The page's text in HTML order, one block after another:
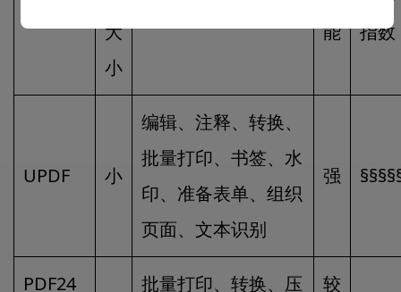
大
小
能
指数
UPDF 小
编辑、注释、转换、
批量打印、书签、水
印、准备表单、组织
页面、文本识别
强
PDF24
批量打印、转换、压
较